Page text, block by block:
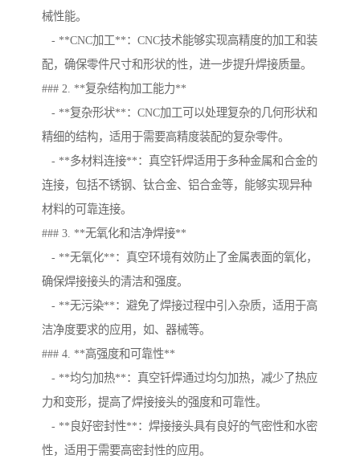
械性能。
- **CNC加工**：CNC技术能够实现高精度的加工和装
配，确保零件尺寸和形状的性，进一步提升焊接质量。
### 2. **复杂结构加工能力**
- **复杂形状**：CNC加工可以处理复杂的几何形状和
精细的结构，适用于需要高精度装配的复杂零件。
- **多材料连接**：真空钎焊适用于多种金属和合金的
连接，包括不锈钢、钛合金、铝合金等，能够实现异种
材料的可靠连接。
### 3. **无氧化和洁净焊接**
- **无氧化**：真空环境有效防止了金属表面的氧化，
确保焊接接头的清洁和强度。
- **无污染**：避免了焊接过程中引入杂质，适用于高
洁净度要求的应用，如、器械等。
### 4. **高强度和可靠性**
- **均匀加热**：真空钎焊通过均匀加热，减少了热应
力和变形，提高了焊接接头的强度和可靠性。
- **良好密封性**：焊接接头具有良好的气密性和水密
性，适用于需要高密封性的应用。